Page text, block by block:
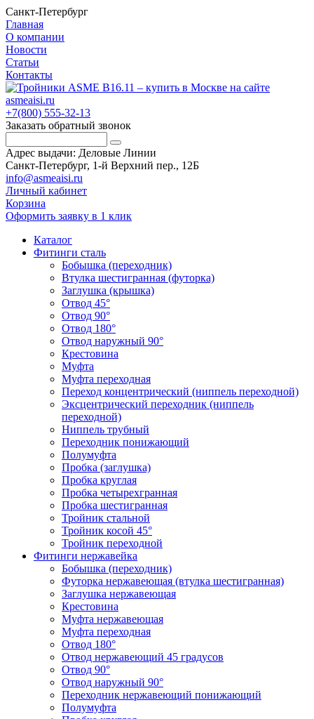
Санкт-Петербург
Главная
О компании
Новости
Статьи
Контакты
+7(800) 555-32-13
Заказать обратный звонок
Адрес выдачи: Деловые Линии
Санкт-Петербург, 1-й Верхний пер., 12Б
info@asmeaisi.ru
Личный кабинет
Корзина
Оформить заявку в 1 клик
Каталог
Фитинги сталь
Бобышка (переходник)
Втулка шестигранная (футорка)
Заглушка (крышка)
Отвод 45°
Отвод 90°
Отвод 180°
Отвод наружный 90°
Крестовина
Муфта
Муфта переходная
Переход концентрический (ниппель переходной)
Эксцентрический переходник (ниппель
переходной)
Ниппель трубный
Переходник понижающий
Полумуфта
Пробка (заглушка)
Пробка круглая
Пробка четырехгранная
Пробка шестигранная
Тройник стальной
Тройник косой 45°
Тройник переходной
Фитинги нержавейка
Бобышка (переходник)
Футорка нержавеющая (втулка шестигранная)
Заглушка нержавеющая
Крестовина
Муфта нержавеющая
Муфта переходная
Отвод 180°
Отвод нержавеющий 45 градусов
Отвод 90°
Отвод наружный 90°
Переходник нержавеющий понижающий
Полумуфта